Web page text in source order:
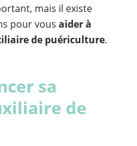
mais il existe
pour vous aider à
de puériculture.
sa
de